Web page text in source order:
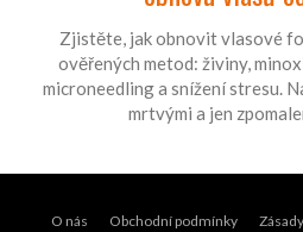
Zjistěte, jak obnovit vlasové
ověřených metod: živiny,
microneedling a snížení stresu.
mrtvými a jen
O nás Obchodní podmínky